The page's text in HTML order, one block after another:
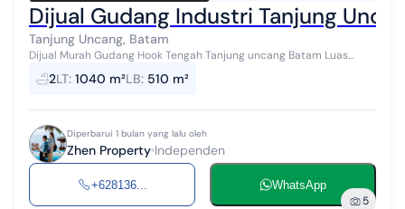
Dijual Gudang Industri Tanjung
Tanjung Uncang, Batam
Dijual Murah Gudang Hook Tengah Tanjung uncang Batam Luas
2LT: 1040 m²LB: 510 m²
Diperbarui 1 bulan yang lalu oleh
Zhen Property Independen
+628136... WhatsApp
5